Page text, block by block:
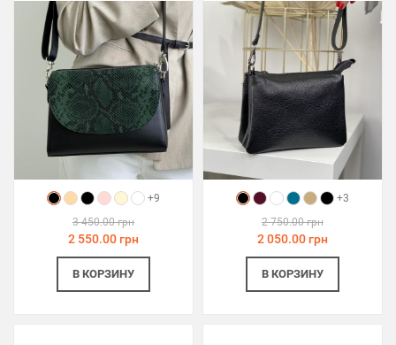
+9
3 450.00 грн
2 550.00 грн
В КОРЗИНУ
+3
2 750.00 грн
2 050.00 грн
В КОРЗИНУ